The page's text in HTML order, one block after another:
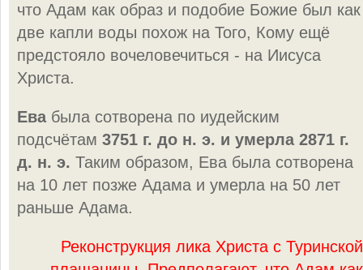
что Адам как образ и подобие Божие был как
две капли воды похож на Того, Кому ещё
предстояло вочеловечиться - на Иисуса
Христа.
Евабыла сотворена по иудейским
подсчётам 3751 г. до н. э. и умерла 2871 г.
д. н. э. Таким образом, Ева была сотворена
на 10 лет позже Адама и умерла на 50 лет
раньше Адама.
Реконструкция лика Христа с Туринской